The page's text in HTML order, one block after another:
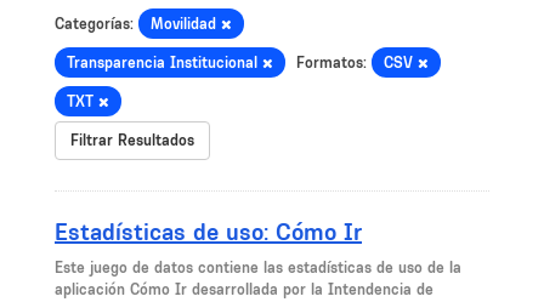
Categorías: Movilidad
Transparencia Institucional Formatos: CSV
TXT
Filtrar Resultados
Estadísticas de uso: Cómo Ir
Este juego de datos contiene las estadísticas de uso de la
aplicación Cómo Ir desarrollada por la Intendencia de